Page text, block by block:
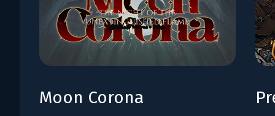
Moon Corona